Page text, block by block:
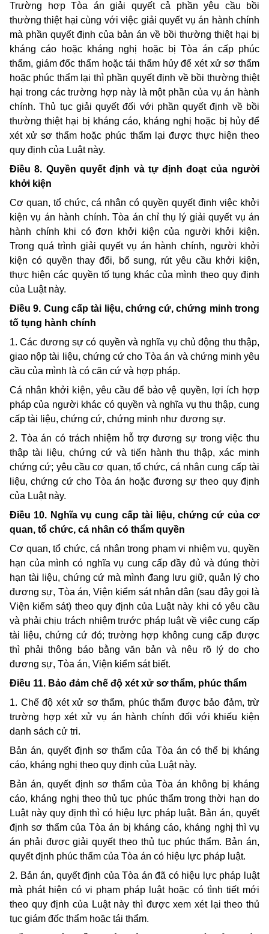
Trường hợp Tòa án giải quyết cả phần yêu cầu bồi
thường thiệt hại cùng với việc giải quyết vụ án hành chính
mà phần quyết định của bản án về bồi thường thiệt hại bị
kháng cáo hoặc kháng nghị hoặc bị Tòa án cấp phúc
thẩm, giám đốc thẩm hoặc tái thẩm hủy để xét xử sơ thẩm
hoặc phúc thẩm lại thì phần quyết định về bồi thường thiệt
hại trong các trường hợp này là một phần của vụ án hành
chính. Thủ tục giải quyết đối với phần quyết định về bồi
thường thiệt hại bị kháng cáo, kháng nghị hoặc bị hủy để
xét xử sơ thẩm hoặc phúc thẩm lại được thực hiện theo
quy định của Luật này.
Điều 8. Quyền quyết định và tự định đoạt của người
khởi kiện
Cơ quan, tổ chức, cá nhân có quyền quyết định việc khởi
kiện vụ án hành chính. Tòa án chỉ thụ lý giải quyết vụ án
hành chính khi có đơn khởi kiện của người khởi kiện.
Trong quá trình giải quyết vụ án hành chính, người khởi
kiện có quyền thay đổi, bổ sung, rút yêu cầu khởi kiện,
thực hiện các quyền tố tụng khác của mình theo quy định
của Luật này.
Điều 9. Cung cấp tài liệu, chứng cứ, chứng minh trong
tố tụng hành chính
1.Các đương sự có quyền và nghĩa vụ chủ động thu thập,
giao nộp tài liệu, chứng cứ cho Tòa án và chứng minh yêu
cầu của mình là có căn cứ và hợp pháp.
Cá nhân khởi kiện, yêu cầu để bảo vệ quyền, lợi ích hợp
pháp của người khác có quyền và nghĩa vụ thu thập, cung
cấp tài liệu, chứng cứ, chứng minh như đương sự.
2. Tòa án có trách nhiệm hỗ trợ đương sự trong việc thu
thập tài liệu, chứng cứ và tiến hành thu thập, xác minh
chứng cứ; yêu cầu cơ quan, tổ chức, cá nhâncung cấp tài
liệu, chứng cứ cho Tòa án hoặc đương sự theo quy định
của Luật này.
Điều 10. Nghĩa vụ cung cấp tài liệu, chứng cứ của cơ
quan, tổ chức, cá nhân có thẩm quyền
Cơ quan, tổ chức, cá nhân trong phạm vi nhiệm vụ, quyền
hạn của mình có nghĩa vụ cung cấp đầy đủ và đúng thời
hạn tài liệu, chứng cứ mà mình đang lưu giữ, quản lý cho
đương sự, Tòa án, Viện kiểm sát nhân dân (sau đây gọi là
Viện kiểm sát) theo quy định của Luật này khi có yêu cầu
và phải chịu trách nhiệm trước pháp luật về việc cung cấp
tài liệu, chứng cứ đó; trường hợp không cung cấp được
thì phải thông báo bằng văn bản và nêu rõ lý do cho
đương sự, Tòa án, Viện kiểm sát biết.
Điều 11. Bảo đảm chế độ xét xử sơ thẩm, phúc thẩm
1. Chế độ xét xử sơ thẩm, phúc thẩm được bảo đảm, trừ
trường hợp xét xử vụ án hành chính đối với khiếu kiện
danh sách cử tri.
Bản án, quyết định sơ thẩm của Tòa án có thể bị kháng
cáo, kháng nghị theo quy định của Luật này.
Bản án, quyết định sơ thẩm của Tòa án không bị kháng
cáo, kháng nghị theo thủ tục phúc thẩm trong thời hạn do
Luật này quy định thì có hiệu lực pháp luật. Bản án, quyết
định sơ thẩm của Tòa án bị kháng cáo, kháng nghị thì vụ
án phải được giải quyết theo thủ tục phúc thẩm. Bản án,
quyết định phúc thẩm của Tòa án có hiệu lực pháp luật.
2. Bản án, quyết định của Tòa án đã có hiệu lực pháp luật
mà phát hiện có vi phạm pháp luật hoặc có tình tiết mới
theo quy định của Luật này thì được xem xét lại theo thủ
tục giám đốc thẩm hoặc tái thẩm.